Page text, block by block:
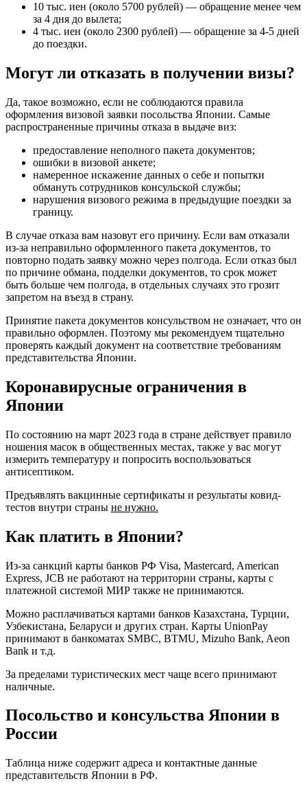
10 тыс. иен (около 5700 рублей) — обращение менее чем
за 4 дня до вылета;
4 тыс. иен (около 2300 рублей) — обращение за 4-5 дней
до поездки.
Могут ли отказать в получении визы?
Да, такое возможно, если не соблюдаются правила
оформления визовой заявки посольства Японии. Самые
распространенные причины отказа в выдаче виз:
предоставление неполного пакета документов;
ошибки в визовой анкете;
намеренное искажение данных о себе и попытки
обмануть сотрудников консульской службы;
нарушения визового режима в предыдущие поездки за
границу.
В случае отказа вам назовут его причину. Если вам отказали
из-за неправильно оформленного пакета документов, то
повторно подать заявку можно через полгода. Если отказ был
по причине обмана, подделки документов, то срок может
быть больше чем полгода, в отдельных случаях это грозит
запретом на въезд в страну.
Принятие пакета документов консульством не означает, что он
правильно оформлен. Поэтому мы рекомендуем тщательно
проверять каждый документ на соответствие требованиям
представительства Японии.
Коронавирусные ограничения в
Японии
По состоянию на март 2023 года в стране действует правило
ношения масок в общественных местах, также у вас могут
измерить температуру и попросить воспользоваться
антисептиком.
Предъявлять вакцинные сертификаты и результаты ковид-
тестов внутри страны не нужно.
Как платить в Японии?
Из-за санкций карты банков РФ Visa, Mastercard, American
Express, JCB не работают на территории страны, карты с
платежной системой МИР также не принимаются.
Можно расплачиваться картами банков Казахстана, Турции,
Узбекистана, Беларуси и других стран. Карты UnionPay
принимают в банкоматах SMBC, BTMU, Mizuho Bank, Aeon
Bank и т.д.
За пределами туристических мест чаще всего принимают
наличные.
Посольство и консульства Японии в
России
Таблица ниже содержит адреса и контактные данные
представительств Японии в РФ.